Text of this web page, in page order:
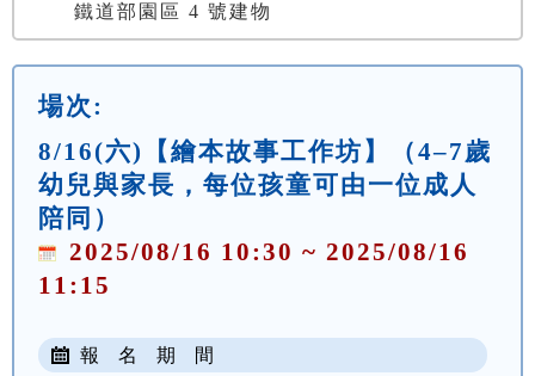
鐵道部園區 4 號建物
場次:
8/16(六)【繪本故事工作坊】（4–7歲
幼兒與家長，每位孩童可由一位成人
陪同）
2025/08/16 10:30 ~ 2025/08/16
11:15
報 名 期 間